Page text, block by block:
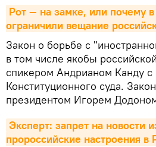
Рот — на замке, или почему
ограничили вещание
Закон о борьбе с
в том числе якобы
спикером Андрианом Канду
Конституционного суда.
президентом Игорем
Эксперт: запрет на новости
пророссийские настроения в